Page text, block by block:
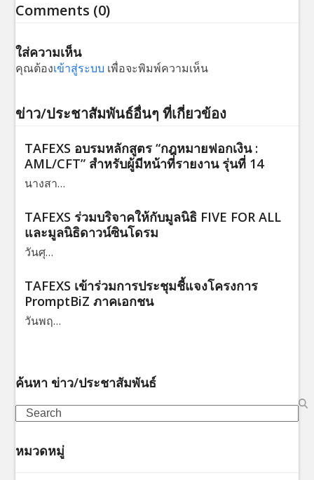
Comments (0)
ใส่ความเห็น
คุณต้องเข้าสู่ระบบ เพื่อจะพิมพ์ความเห็น
ข่าว/ประชาสัมพันธ์อื่นๆ ที่เกี่ยวข้อง
TAFEXS อบรมหลักสูตร “กฎหมายฟอกเงิน :
AML/CFT” สำหรับผู้มีหน้าที่รายงาน รุ่นที่ 14
นางสา…
TAFEXS ร่วมบริจาคให้กับมูลนิธิ FIVE FOR ALL
และมูลนิธิดาวน์ซินโดรม
วันศุ…
TAFEXS เข้าร่วมการประชุมชี้แจงโครงการ
PromptBiZ ภาคเอกชน
วันพฤ…
ค้นหา ข่าว/ประชาสัมพันธ์
Search
หมวดหมู่